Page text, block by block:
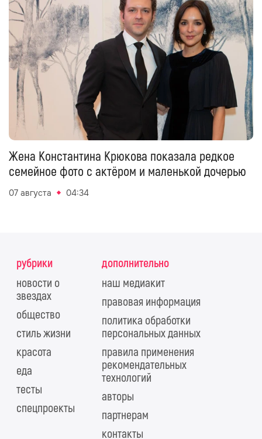
Жена Константина Крюкова показала редкое
семейное фото с актёром и маленькой дочерью
07 августа 04:34
рубрики
новости о
звездах
общество
стиль жизни
красота
еда
тесты
спецпроекты
дополнительно
наш медиакит
правовая информация
политика обработки
персональных данных
правила применения
рекомендательных
технологий
авторы
партнерам
контакты